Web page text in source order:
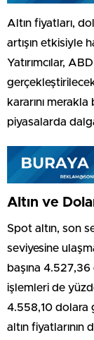
Altın fiyatları,
artışın etkisiyle
Yatırımcılar,
kararını
piyasalarda
Altın ve
Spot altın, son
seviyesine
başına
işlemleri de
4.558,10 dolara
altın fiyatlarının